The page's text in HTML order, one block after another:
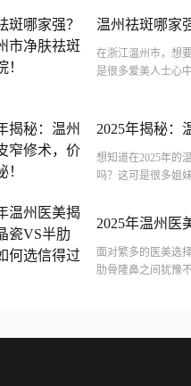
温州祛斑哪家
医院！
在浙江温州市，想
是很多爱美人士心
2025年揭秘：
揭秘！
想知道在2025年的
吗？这可是很多姐
2025年温州医
如何选信得过
面对繁多的医美选
肋骨隆鼻之间犹豫